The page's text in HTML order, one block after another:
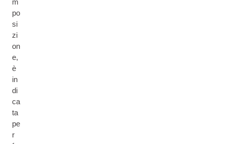
m
po
si
zi
on
e,
è
in
di
ca
ta
pe
r